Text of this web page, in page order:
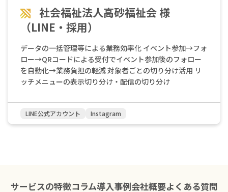
ト企画に力を注げる デジタルツールは、園運営を支える
「手段」です。たかさごスクールセントラル様の事例は、
適切なツールを導入することで、先生方の負担を減らし、
「地域の方に喜んでもらう」という園の温かい想いを、最
大限に実現できることを示しています。 あなたの園でも
LINEを活用して、先生方の負担を減らしながら、地域の方
とのエンゲージメントを高めていく仕組みづくりを始めて
することで、「前後で人格が急に変わる」という現象を
「第三人格」と呼び、その制御に工夫を凝らしています。
保育園の配信は、求職者の方に「話しかけているような」
利さと、人間らしい血の通ったコミュニケーションをいか
に両立させるか。これは、私たちも現場の声をいただきな
がら、常に改善を続けている点です。 まとめ 株式会社プ
ロケア（ちゃいれっく保育園）様の事例が示す通り、採用
インか？ 保育現場の「空気感」を理解し、先生方に負担を
現場に寄り添う丁寧なサポートで、あなたの園の採用活動
ら申込、そしてその後の連絡までスムーズに繋げること
で、園と保護者さん双方にとって「お互いにいい」ツール
となっていることが分かります。 LINE公式アカウントの最
大の魅力は「手軽さ」 根本理事長は、LINE公式アカウント
の最大の魅力として「手軽さ」を挙げられています。普段
から多くの人が使い慣れているLINEだからこそ、申し込み
や利用のハードルが低いのが強みだと感じているそうで
の方にわざわざ登録してもらい、日常的に開いてもらうの
はハードルが高いもの。しかし、普段から使い慣れている
「LINE」というツールだからこそ、スムーズに利用しても
心から楽しんでもらうことを大切にする園の温かい想い
社会福祉法人高砂福祉会 様
（LINE・採用）
データの⼀括管理等による業務効率化 イベント参加→フォ
ロー→QRコードによる受付でイベント参加後のフォロー
を⾃動化→業務負担の軽減 対象者ごとの切り分け活⽤ リ
ッチメニューの表⽰切り分け・配信の切り分け
LINE公式アカウント Instagram
サービスの特徴コラム導入事例会社概要よくある質問